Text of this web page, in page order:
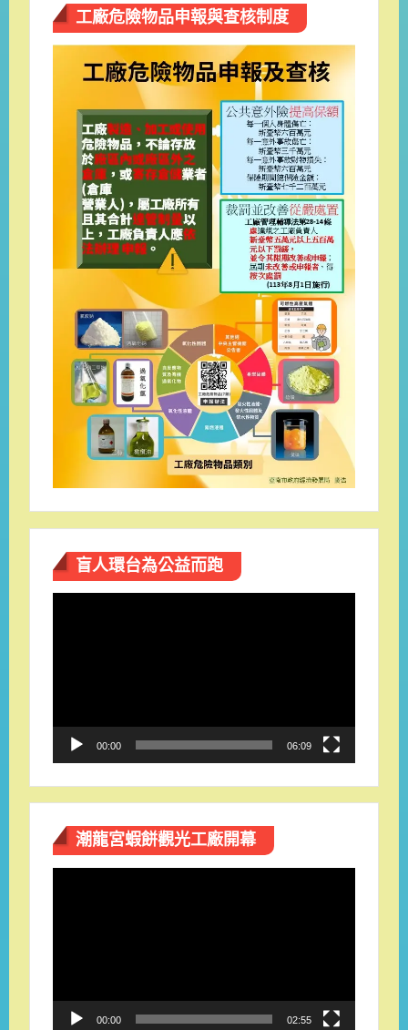
工廠危險物品申報與查核制度
盲人環台​為公益而跑
00:00 06:09
潮龍宮蝦餅觀光工廠開幕
00:00 02:55